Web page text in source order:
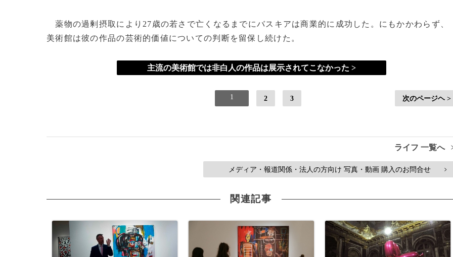
薬物の過剰摂取により27歳の若さで亡くなるまでにバスキアは商業的に成功した。にもかかわらず、
美術館は彼の作品の芸術的価値についての判断を留保し続けた。
主流の美術館では非白人の作品は展示されてこなかった >
1 2 3 次のページヘ >
ライフ 一覧へ
メディア・報道関係・法人の方向け 写真・動画 購入のお問合せ >
関連記事